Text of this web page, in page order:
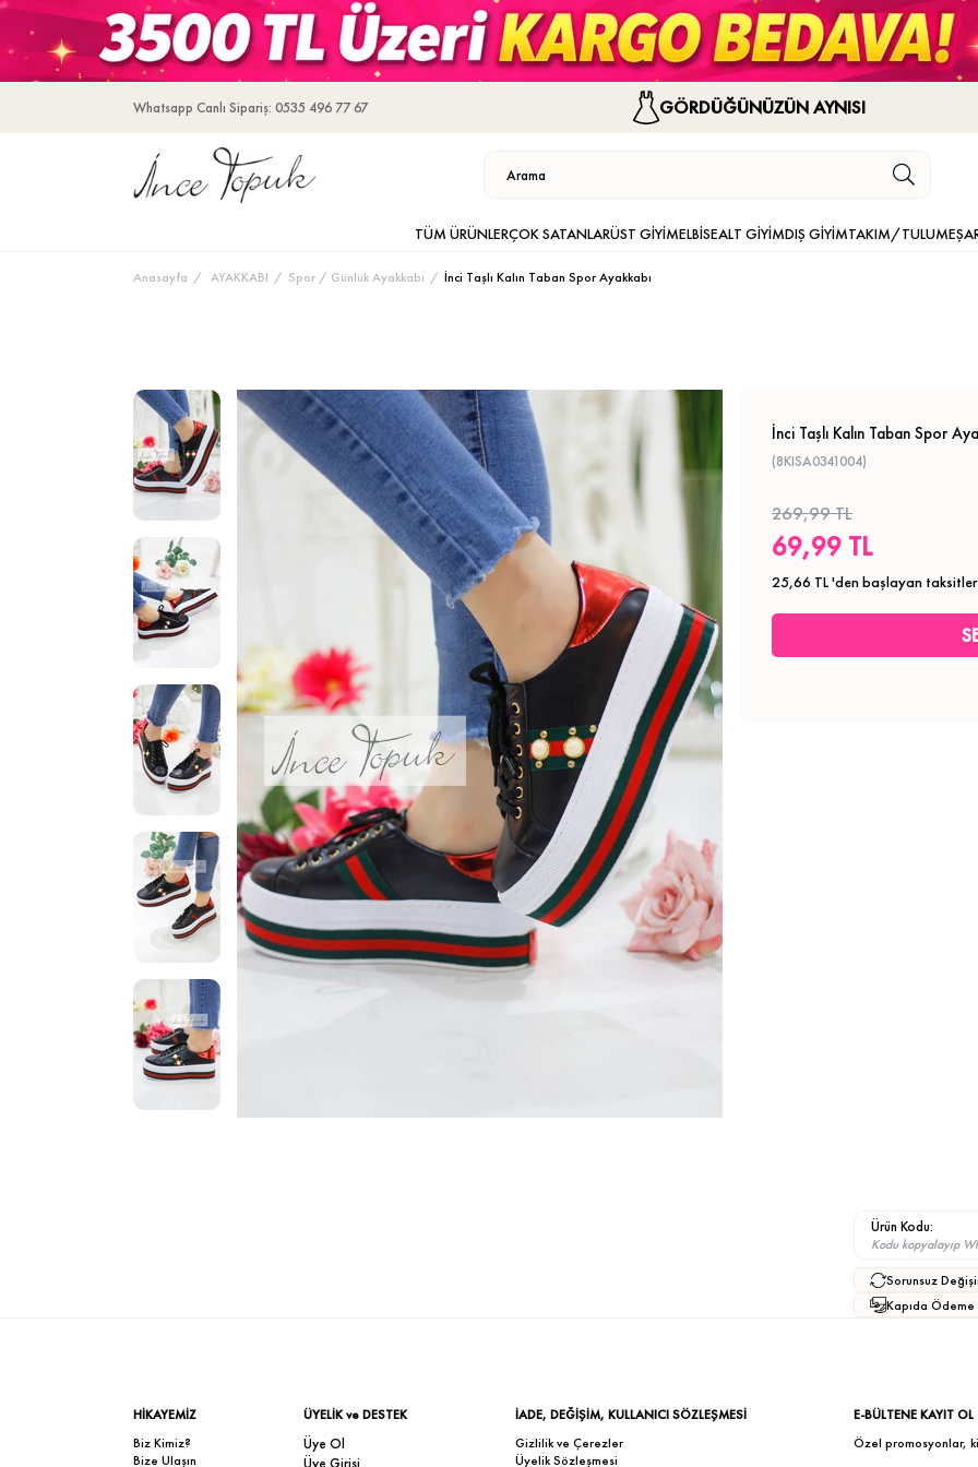
Whatsapp Canlı Sipariş: 0535 496 77 67 GÖRDÜĞÜNÜZÜN AYNISI
TÜM ÜRÜNLERÇOK SATANLARÜST GİYİMELBİSEALT GİYİMDIŞ GİYİMTAKIM/TULUM
Anasayfa AYAKKABI Spor / Günlük Ayakkabı İnci Taşlı Kalın Taban Spor Ayakkabı
İnci Taşlı Kalın Taban Spor
(8KISA0341004)
269,99 TL
69,99 TL
25,66 TL'den başlayan
Ürün Kodu:
Kodu kopyalayıp
Sorunsuz
Kapıda Ödeme
HİKAYEMİZ
Biz Kimiz?
Bize Ulaşın
ÜYELİK ve DESTEK
Üye Ol
İADE, DEĞİŞİM, KULLANICI SÖZLEŞMESİ
Gizlilik ve Çerezler
Üyelik Sözleşmesi
E-BÜLTENE KAYIT OL
Özel promosyonlar,